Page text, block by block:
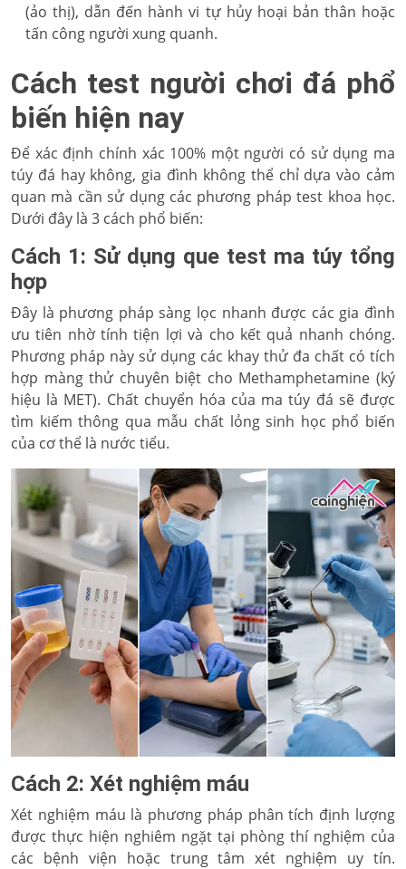
(ảo thị), dẫn đến hành vi tự hủy hoại bản thân hoặc
tấn công người xung quanh.
Cách test người chơi đá phổ
biến hiện nay
Để xác định chính xác 100% một người có sử dụng ma
túy đá hay không, gia đình không thể chỉ dựa vào cảm
quan mà cần sử dụng các phương pháp test khoa học.
Dưới đây là 3 cách phổ biến:
Cách 1: Sử dụng que test ma túy tổng
hợp
Đây là phương pháp sàng lọc nhanh được các gia đình
ưu tiên nhờ tính tiện lợi và cho kết quả nhanh chóng.
Phương pháp này sử dụng các khay thử đa chất có tích
hợp màng thử chuyên biệt cho Methamphetamine (ký
hiệu là MET). Chất chuyển hóa của ma túy đá sẽ được
tìm kiếm thông qua mẫu chất lỏng sinh học phổ biến
của cơ thể là nước tiểu.
Cách 2: Xét nghiệm máu
Xét nghiệm máu là phương pháp phân tích định lượng
được thực hiện nghiêm ngặt tại phòng thí nghiệm của
các bệnh viện hoặc trung tâm xét nghiệm uy tín.